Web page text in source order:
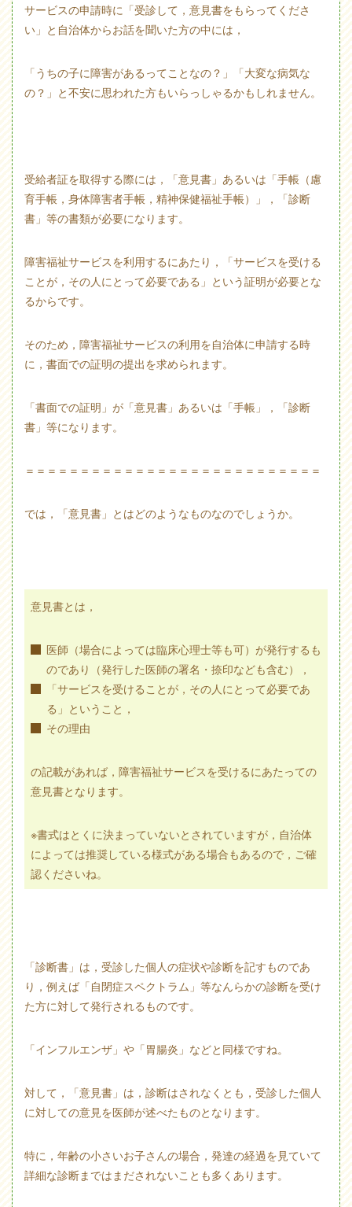
サービスの申請時に「受診して，意見書をもらってくださ
い」と自治体からお話を聞いた方の中には，
「うちの子に障害があるってことなの？」「大変な病気な
の？」と不安に思われた方もいらっしゃるかもしれません。
受給者証を取得する際には，「意見書」あるいは「手帳（慮
育手帳，身体障害者手帳，精神保健福祉手帳）」，「診断
書」等の書類が必要になります。
障害福祉サービスを利用するにあたり，「サービスを受ける
ことが，その人にとって必要である」という証明が必要とな
るからです。
そのため，障害福祉サービスの利用を自治体に申請する時
に，書面での証明の提出を求められます。
「書面での証明」が「意見書」あるいは「手帳」，「診断
書」等になります。
＝＝＝＝＝＝＝＝＝＝＝＝＝＝＝＝＝＝＝＝＝＝＝＝＝＝＝
では，「意見書」とはどのようなものなのでしょうか。
意見書とは，
医師（場合によっては臨床心理士等も可）が発行するも
のであり（発行した医師の署名・捺印なども含む），
「サービスを受けることが，その人にとって必要であ
る」ということ，
その理由
の記載があれば，障害福祉サービスを受けるにあたっての
意見書となります。
※書式はとくに決まっていないとされていますが，自治体
によっては推奨している様式がある場合もあるので，ご確
認くださいね。
「診断書」は，受診した個人の症状や診断を記すものであ
り，例えば「自閉症スペクトラム」等なんらかの診断を受け
た方に対して発行されるものです。
「インフルエンザ」や「胃腸炎」などと同様ですね。
対して，「意見書」は，診断はされなくとも，受診した個人
に対しての意見を医師が述べたものとなります。
特に，年齢の小さいお子さんの場合，発達の経過を見ていて
詳細な診断まではまだされないことも多くあります。